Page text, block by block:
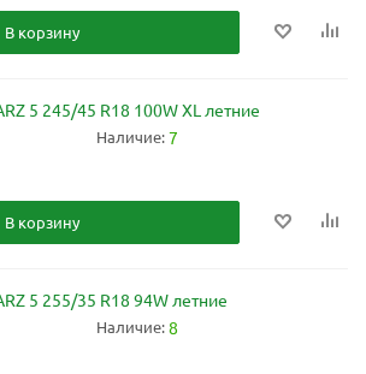
В корзину
5 245/45 R18 100W XL летние
Наличие:7
В корзину
5 255/35 R18 94W летние
Наличие:8